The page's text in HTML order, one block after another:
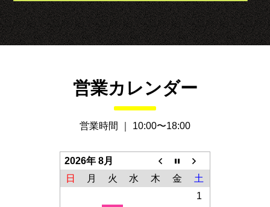
営業カレンダー
営業時間 ｜ 10:00〜18:00
2026年 8月
日
月 火 水 木 金
土
1